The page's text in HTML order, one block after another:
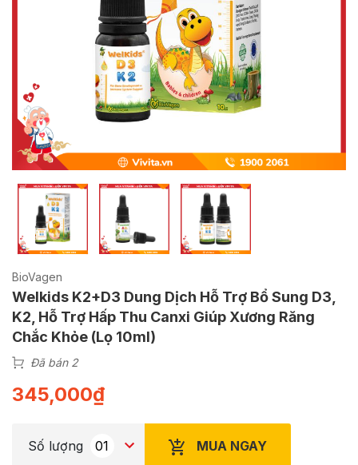
BioVagen
Welkids K2+D3 Dung Dịch Hỗ Trợ Bổ Sung D3,
K2, Hỗ Trợ Hấp Thu Canxi Giúp Xương Răng
Chắc Khỏe (Lọ 10ml)
Đã bán 2
345,000₫
Số lượng MUA NGAY